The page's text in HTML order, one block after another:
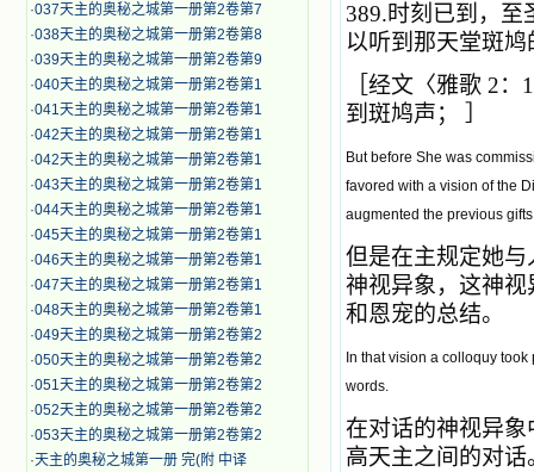
·037天主的奥秘之城第一册第2卷第7
·038天主的奥秘之城第一册第2卷第8
·039天主的奥秘之城第一册第2卷第9
·040天主的奥秘之城第一册第2卷第1
·041天主的奥秘之城第一册第2卷第1
·042天主的奥秘之城第一册第2卷第1
·042天主的奥秘之城第一册第2卷第1
·043天主的奥秘之城第一册第2卷第1
·044天主的奥秘之城第一册第2卷第1
·045天主的奥秘之城第一册第2卷第1
·046天主的奥秘之城第一册第2卷第1
·047天主的奥秘之城第一册第2卷第1
·048天主的奥秘之城第一册第2卷第1
·049天主的奥秘之城第一册第2卷第2
·050天主的奥秘之城第一册第2卷第2
·051天主的奥秘之城第一册第2卷第2
·052天主的奥秘之城第一册第2卷第2
·053天主的奥秘之城第一册第2卷第2
·天主的奥秘之城第一册 完(附 中译
389.时刻已到，至
以听到那天堂斑
［经文〈雅歌 2
到斑鸠声； ］
But before She was
favored with a vision of the
augmented the previous
但是在主规定她
神视异象，这神
和恩宠的总结。
In that vision a colloquy
words.
在对话的神视异
高天主之间的对话